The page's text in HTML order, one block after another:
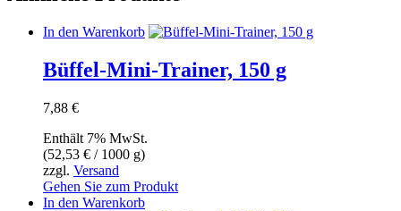
In den Warenkorb
Büffel-Mini-Trainer, 150 g
7,88 €
Enthält 7% MwSt.
(52,53 € / 1000 g)
zzgl. Versand
Gehen Sie zum Produkt
In den Warenkorb